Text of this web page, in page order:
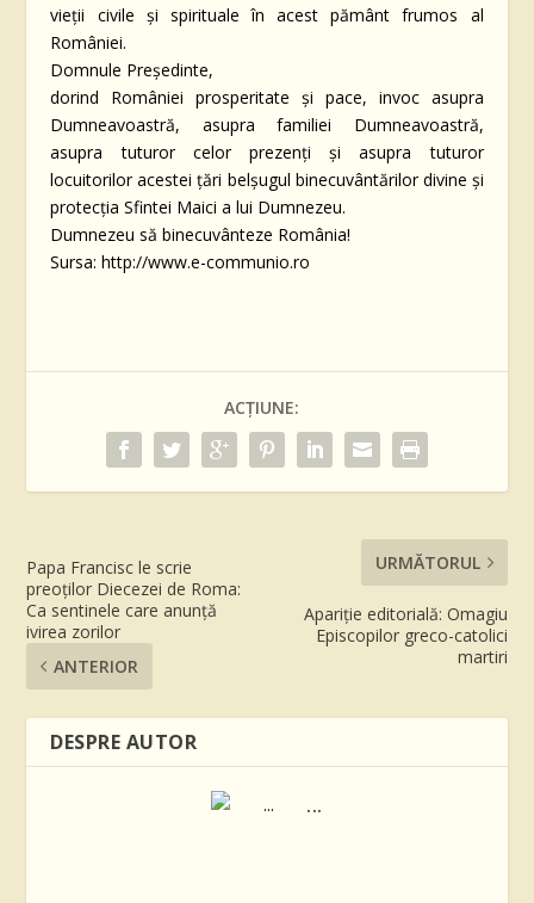
vieții civile și spirituale în acest pământ frumos al
României.
Domnule Președinte,
dorind României prosperitate și pace, invoc asupra
Dumneavoastră, asupra familiei Dumneavoastră,
asupra tuturor celor prezenți și asupra tuturor
locuitorilor acestei țări belșugul binecuvântărilor divine şi
protecţia Sfintei Maici a lui Dumnezeu.
Dumnezeu să binecuvânteze România!
Sursa: http://www.e-communio.ro
ACȚIUNE:
Papa Francisc le scrie
preoţilor Diecezei de Roma:
Ca sentinele care anunţă
ivirea zorilor
ANTERIOR
URMĂTORUL
Apariție editorială: Omagiu
Episcopilor greco-catolici
martiri
DESPRE AUTOR
...